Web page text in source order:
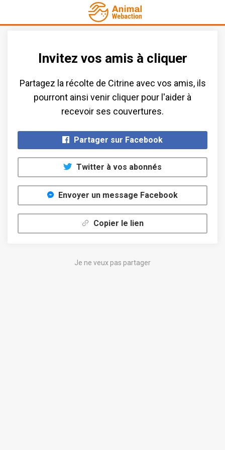
Invitez vos amis à cliquer
Partagez la récolte de Citrine avec vos amis​, ils
pourront ainsi venir cliquer pour l'aider à
recevoir ses couvertures.​
Partager sur Facebook
Twitter à vos abonnés
Envoyer un message Facebook
Copier le lien
Je ne veux pas partager